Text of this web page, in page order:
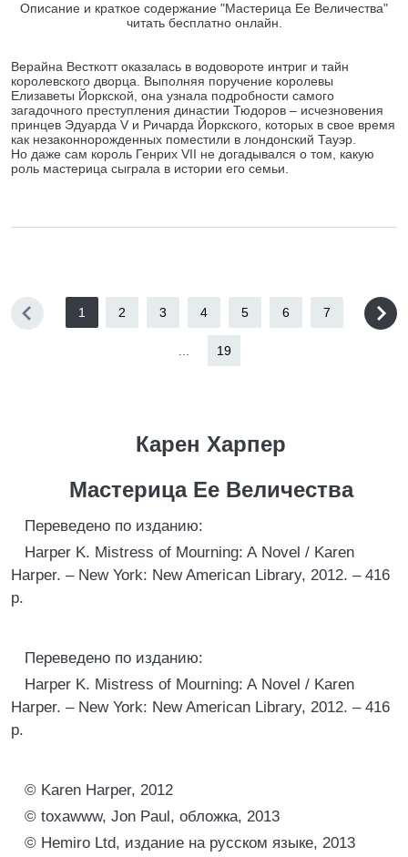
Описание и краткое содержание "Мастерица Ее Величества"
читать бесплатно онлайн.
Верайна Весткотт оказалась в водовороте интриг и тайн
королевского дворца. Выполняя поручение королевы
Елизаветы Йоркской, она узнала подробности самого
загадочного преступления династии Тюдоров – исчезновения
принцев Эдуарда V и Ричарда Йоркского, которых в свое время
как незаконнорожденных поместили в лондонский Тауэр.
Но даже сам король Генрих VII не догадывался о том, какую
роль мастерица сыграла в истории его семьи.
1 2 3 4 5 6 7
19
Карен Харпер
Мастерица Ее Величества
Переведено по изданию:
Harper K. Mistress of Mourning: A Novel / Karen
Harper. – New York: New American Library, 2012. – 416
p.
Переведено по изданию:
Harper K. Mistress of Mourning: A Novel / Karen
Harper. – New York: New American Library, 2012. – 416
p.
© Karen Harper, 2012
© toxawww, Jon Paul, обложка, 2013
© Hemiro Ltd, издание на русском языке, 2013